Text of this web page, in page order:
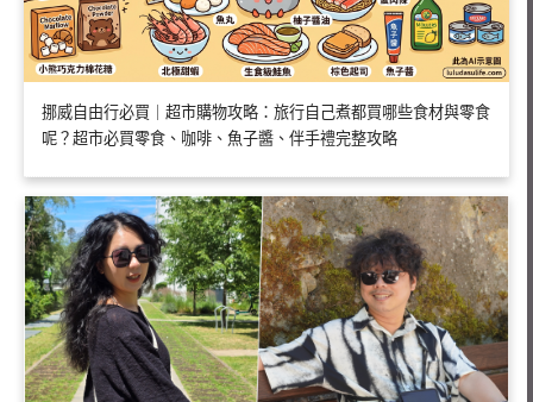
挪威自由行必買｜超市購物攻略：旅行自己煮都買哪些食材與零食
呢？超市必買零食、咖啡、魚子醬、伴手禮完整攻略